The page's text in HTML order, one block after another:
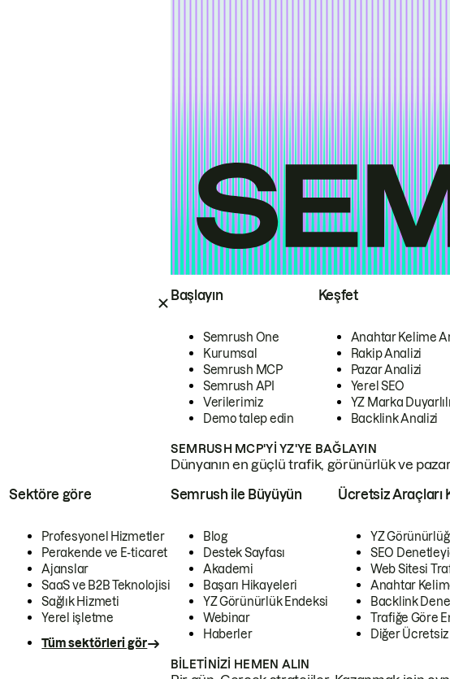
Başlayın
Semrush One
Kurumsal
Semrush MCP
Semrush API
Verilerimiz
Demo talep edin
Keşfet
Anahtar Kelime
Rakip Analizi
Pazar Analizi
Yerel SEO
YZ Marka
Backlink Analizi
SEMRUSH MCP'YI YZ'YE BAĞLAYIN
Dünyanın en güçlü trafik, görünürlük ve
Sektöre göre
Profesyonel Hizmetler
Perakende ve E-ticaret
Ajanslar
SaaS ve B2B Teknolojisi
Sağlık Hizmeti
Yerel işletme
Tüm sektörleri gör
Semrush ile Büyüyün
Blog
Destek Sayfası
Akademi
Başarı Hikayeleri
YZ Görünürlük Endeksi
Webinar
Haberler
Ücretsiz Araçları
YZ
SEO
Web Sitesi
Anahtar
Backlink
Trafiğe Göre
Diğer
BILETINIZI HEMEN ALIN